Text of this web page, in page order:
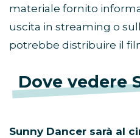
materiale fornito
uscita in streaming o
potrebbe distribuire il
Dove vedere
Sunny Dancer sarà al